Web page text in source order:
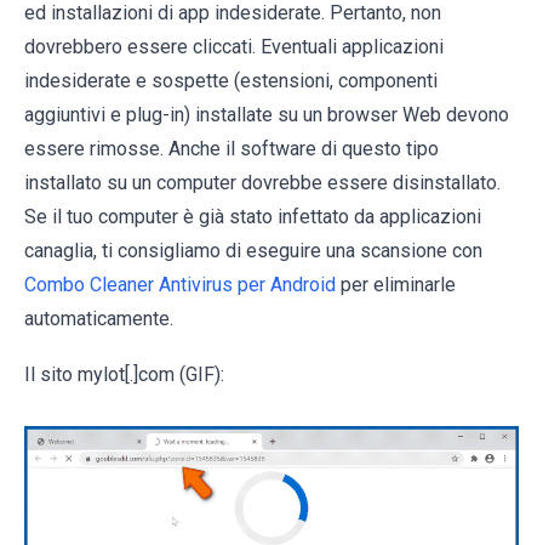
ed installazioni di app indesiderate. Pertanto, non
dovrebbero essere cliccati. Eventuali applicazioni
indesiderate e sospette (estensioni, componenti
aggiuntivi e plug-in) installate su un browser Web devono
essere rimosse. Anche il software di questo tipo
installato su un computer dovrebbe essere disinstallato.
Se il tuo computer è già stato infettato da applicazioni
canaglia, ti consigliamo di eseguire una scansione con
Combo Cleaner Antivirus per Android per eliminarle
automaticamente.
Il sito mylot[.]com (GIF):